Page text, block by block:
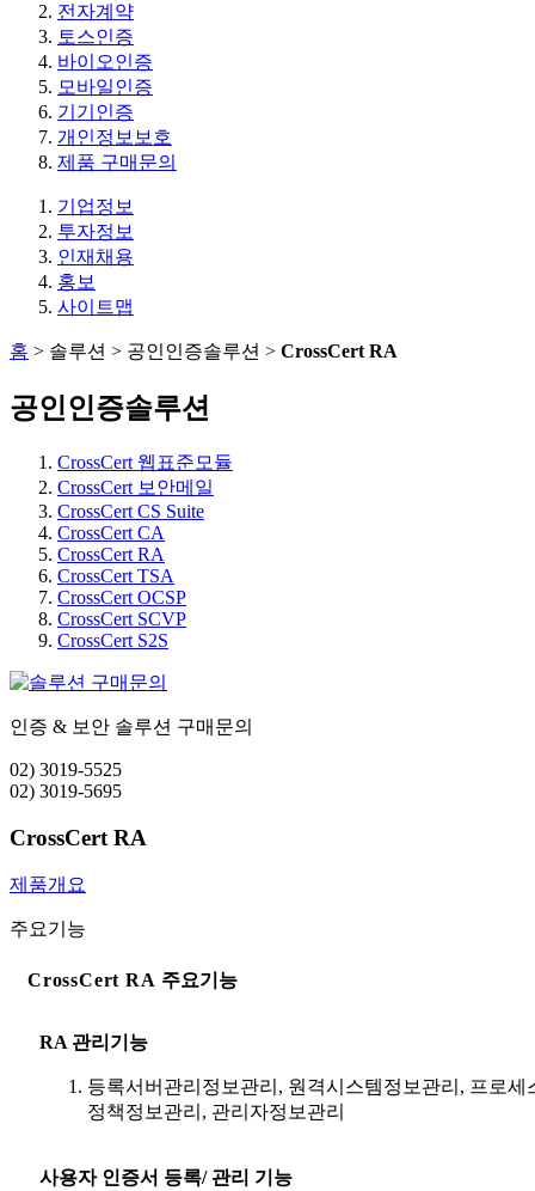
전자계약
토스인증
바이오인증
모바일인증
기기인증
개인정보보호
제품 구매문의
기업정보
투자정보
인재채용
홍보
사이트맵
홈 > 솔루션 > 공인인증솔루션 > CrossCert RA
공인인증솔루션
CrossCert 웹표준모듈
CrossCert 보안메일
CrossCert CS Suite
CrossCert CA
CrossCert RA
CrossCert TSA
CrossCert OCSP
CrossCert SCVP
CrossCert S2S
인증 & 보안 솔루션 구매문의
02) 3019-5525
02) 3019-5695
CrossCert RA
제품개요
주요기능
CrossCert RA 주요기능
RA 관리기능
등록서버관리정보관리, 원격시스템정보관리, 프로
정책정보관리, 관리자정보관리
사용자 인증서 등록/ 관리 기능